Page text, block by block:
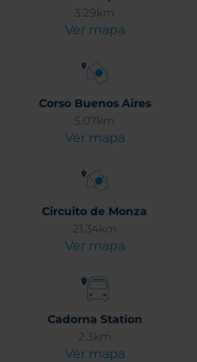
3.29km
Ver mapa
Corso Buenos Aires
5.07km
Ver mapa
Circuito de Monza
21.34km
Ver mapa
Cadorna Station
2.3km
Ver mapa